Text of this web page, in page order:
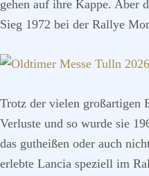
gehen auf ihre Kappe. Aber
Sieg 1972 bei der Rallye
Trotz der vielen großartigen
Verluste und so wurde sie
das gutheißen oder auch
erlebte Lancia speziell im